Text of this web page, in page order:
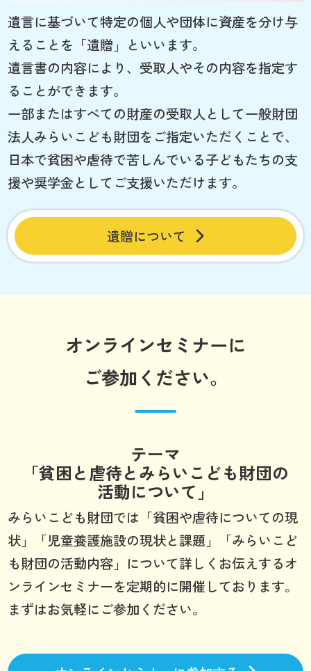
遺言に基づいて特定の個人や団体に資産を分け与
えることを「遺贈」といいます。
遺言書の内容により、受取人やその内容を指定す
ることができます。
一部またはすべての財産の受取人として一般財団
法人みらいこども財団をご指定いただくことで、
日本で貧困や虐待で苦しんでいる子どもたちの支
援や奨学金としてご支援いただけます。
遺贈について
オンラインセミナーに
ご参加ください。
テーマ
「貧困と虐待とみらいこども財団の
活動について」
みらいこども財団では「貧困や虐待についての現
状」「児童養護施設の現状と課題」「みらいこど
も財団の活動内容」について詳しくお伝えするオ
ンラインセミナーを定期的に開催しております。
まずはお気軽にご参加ください。